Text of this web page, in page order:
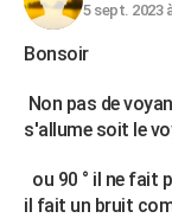
5 sept. 2023
Bonsoir
Non pas de
s'allume soit le
ou 90 ° il ne fait
il fait un bruit